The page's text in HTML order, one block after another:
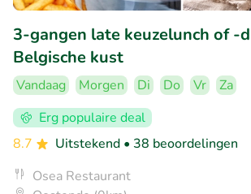
3-gangen late keuzelunch of -
Belgische kust
Vandaag Morgen Di Do Vr
Za
Erg populaire deal
8.7
Uitstekend • 38 beoordelingen
Osea Restaurant